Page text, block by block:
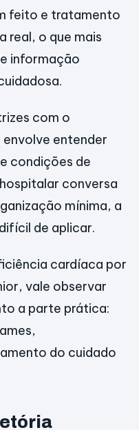
feito e tratamento
real, o que mais
informação
com o
entender
condições de
conversa
mínima, a
de aplicar.
cardíaca por
vale observar
a parte prática:
do cuidado